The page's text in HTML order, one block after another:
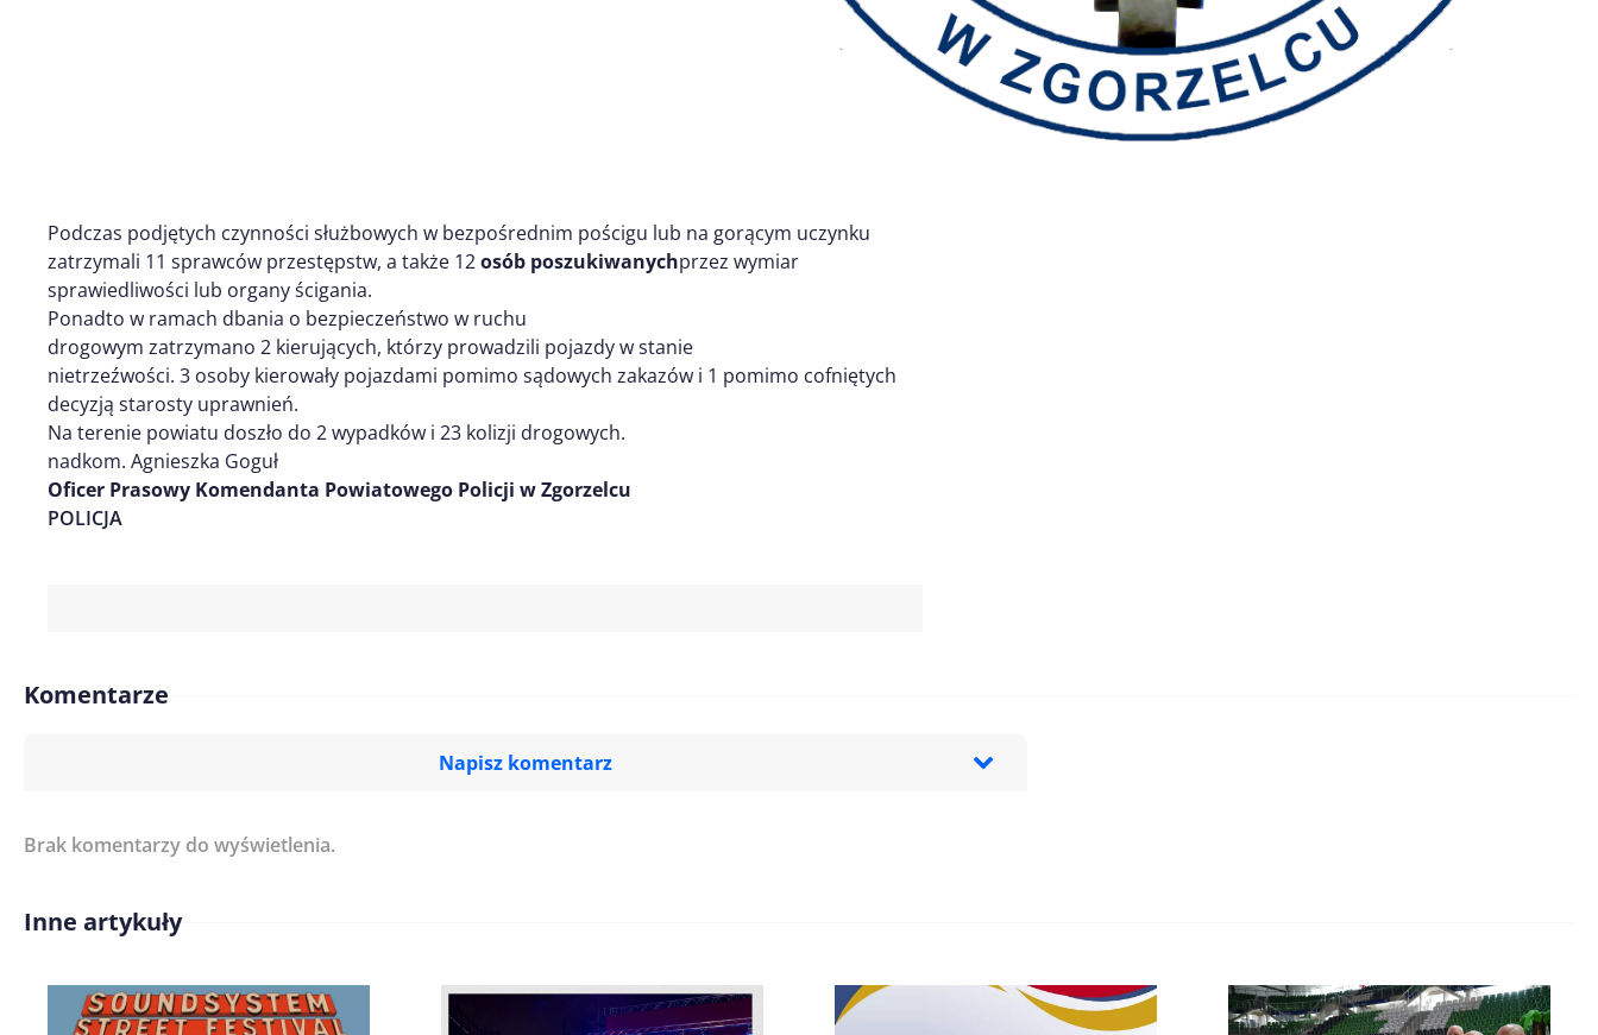
Podczas podjętych czynności służbowych w bezpośrednim pościgu lub na gorącym uczynku
zatrzymali 11 sprawców przestępstw, a także 12osób poszukiwanychprzez wymiar
sprawiedliwości lub organy ścigania.
Ponadto w ramach dbania o bezpieczeństwo w ruchu
drogowym zatrzymano 2 kierujących, którzy prowadzili pojazdy w stanie
nietrzeźwości. 3 osoby kierowały pojazdami pomimo sądowych zakazów i 1 pomimo cofniętych
decyzją starosty uprawnień.
Na terenie powiatu doszło do 2 wypadków i 23 kolizji drogowych.
nadkom. Agnieszka Goguł
Oficer Prasowy Komendanta Powiatowego Policji w Zgorzelcu
POLICJA
Komentarze
Napisz komentarz
Imię/ Nick*
Brak komentarzy do wyświetlenia.
Inne artykuły